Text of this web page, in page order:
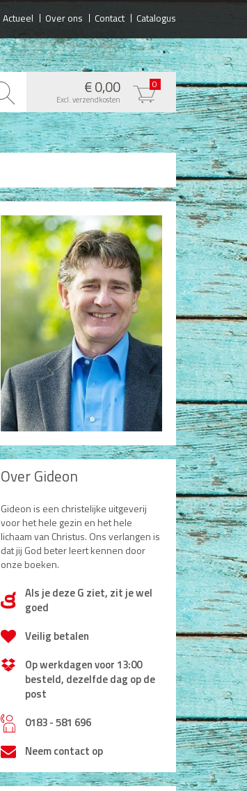
Actueel Over ons Contact Catalogus
€ 0,00
Excl. verzendkosten
0
Over Gideon
Gideon is een christelijke uitgeverij
voor het hele gezin en het hele
lichaam van Christus. Ons verlangen is
dat jij God beter leert kennen door
onze boeken.
dAls je deze G ziet, zit je wel
goed
Veilig betalen
Op werkdagen voor 13:00
besteld, dezelfde dag op de
post
h0183 - 581 696
Neem contact op